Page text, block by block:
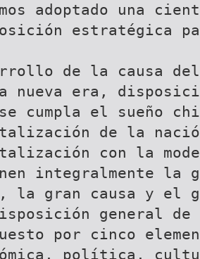
adoptado una
estratégica
de la causa
nueva era,
cumpla el sueño
de la
con la
integralmente la
la gran causa y el
general de
por cinco
política,